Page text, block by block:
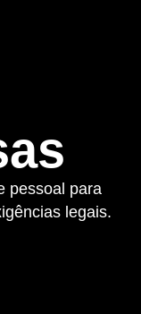
pessoal para
legais.